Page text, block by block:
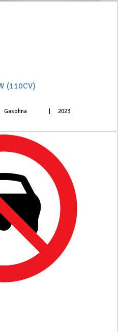
(110CV)
Gasolina 2023